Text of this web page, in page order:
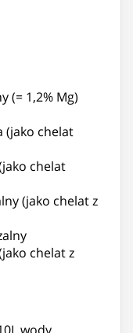
(= 1,2% Mg)
(jako chelat
chelat
(jako chelat z
chelat z